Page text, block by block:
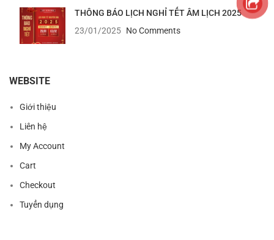
THÔNG BÁO LỊCH NGHỈ TẾT ÂM LỊCH 2025
23/01/2025 No Comments
WEBSITE
Giới thiệu
Liên hệ
My Account
Cart
Checkout
Tuyển dụng